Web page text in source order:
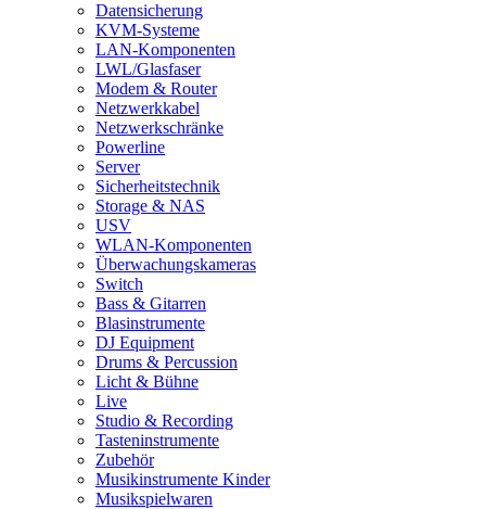
Datensicherung
KVM-Systeme
LAN-Komponenten
LWL/Glasfaser
Modem & Router
Netzwerkkabel
Netzwerkschränke
Powerline
Server
Sicherheitstechnik
Storage & NAS
USV
WLAN-Komponenten
Überwachungskameras
Switch
Bass & Gitarren
Blasinstrumente
DJ Equipment
Drums & Percussion
Licht & Bühne
Live
Studio & Recording
Tasteninstrumente
Zubehör
Musikinstrumente Kinder
Musikspielwaren